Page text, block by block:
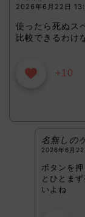
2026年6月22日
使ったら死ぬス
比較できるわけ
+10
名無しの
2026年6月
ボタンを
とひとま
いよね